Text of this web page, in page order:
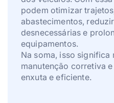
podem otimizar
abastecimentos,
desnecessárias e
equipamentos.
Na soma, isso significa
manutenção corretiva
enxuta e eficiente.